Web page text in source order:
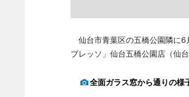
仙台市青葉区の五橋公園隣に6
プレッソ」仙台五橋公園店（仙
全面ガラス窓から通りの様